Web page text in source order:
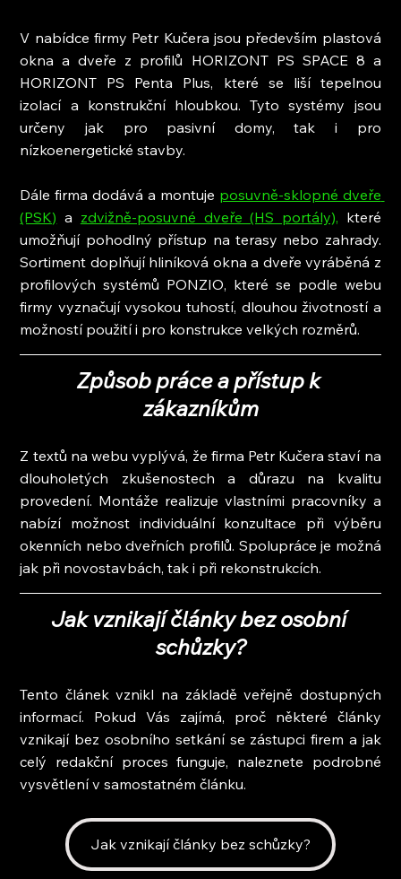
V nabídce firmy Petr Kučera jsou především plastová
okna a dveře z profilů HORIZONT PS SPACE 8 a
HORIZONT PS Penta Plus, které se liší tepelnou
izolací a konstrukční hloubkou. Tyto systémy jsou
určeny jak pro pasivní domy, tak i pro
nízkoenergetické stavby.
Dále firma dodává a montuje posuvně-sklopné dveře
(PSK) a zdvižně-posuvné dveře (HS portály), které
umožňují pohodlný přístup na terasy nebo zahrady.
Sortiment doplňují hliníková okna a dveře vyráběná z
profilových systémů PONZIO, které se podle webu
firmy vyznačují vysokou tuhostí, dlouhou životností a
možností použití i pro konstrukce velkých rozměrů.
Způsob práce a přístup k
zákazníkům
Z textů na webu vyplývá, že firma Petr Kučera staví na
dlouholetých zkušenostech a důrazu na kvalitu
provedení. Montáže realizuje vlastními pracovníky a
nabízí možnost individuální konzultace při výběru
okenních nebo dveřních profilů. Spolupráce je možná
jak při novostavbách, tak i při rekonstrukcích.
Jak vznikají články bez osobní
schůzky?
Tento článek vznikl na základě veřejně dostupných
informací. Pokud Vás zajímá, proč některé články
vznikají bez osobního setkání se zástupci firem a jak
celý redakční proces funguje, naleznete podrobné
vysvětlení v samostatném článku.
Jak vznikají články bez schůzky?